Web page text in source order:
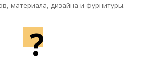
материала, дизайна и фурнитуры.
?